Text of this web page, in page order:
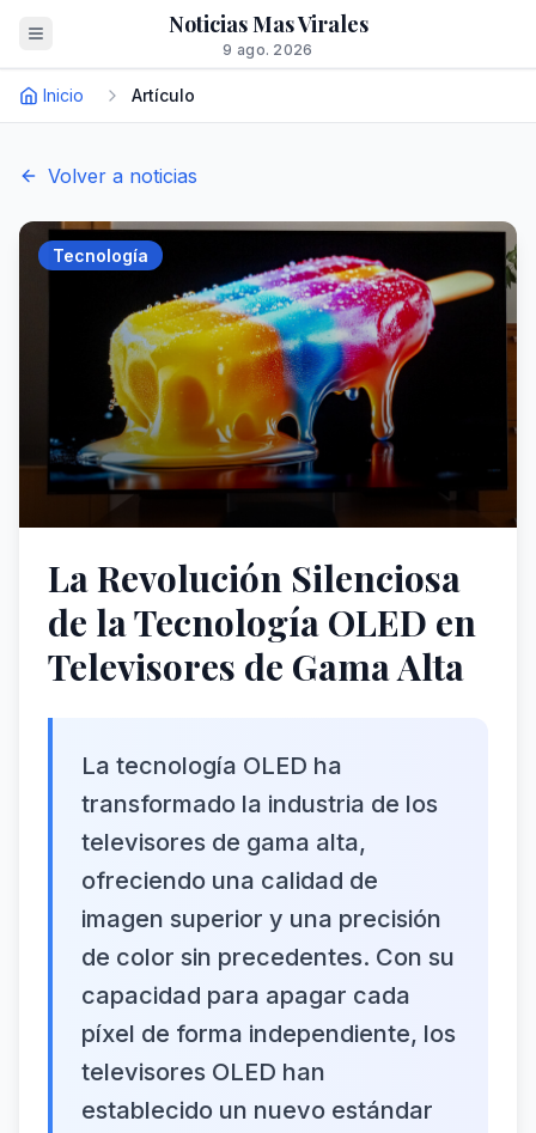
Noticias Mas Virales
9 ago. 2026
Inicio Artículo
Volver a noticias
Tecnología
La Revolución Silenciosa
de la Tecnología OLED en
Televisores de Gama Alta
La tecnología OLED ha
transformado la industria de los
televisores de gama alta,
ofreciendo una calidad de
imagen superior y una precisión
de color sin precedentes. Con su
capacidad para apagar cada
píxel de forma independiente, los
televisores OLED han
establecido un nuevo estándar